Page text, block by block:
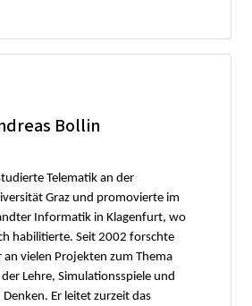
Bollin
Telematik an der
Graz und promovierte im
Informatik in Klagenfurt, wo
habilitierte. Seit 2002 forschte
an vielen Projekten zum Thema
Lehre, Simulationsspiele und
Er leitet zurzeit das